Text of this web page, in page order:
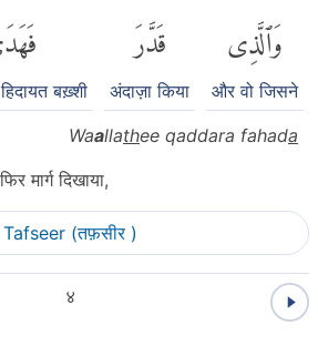
وَٱلَّذِى
और वो जिसने
قَدَّرَ
अंदाज़ा किया
बख़्शी
Waallathee qaddara fahada
मार्ग दिखाया,
Tafseer (तफ़सीर )
४